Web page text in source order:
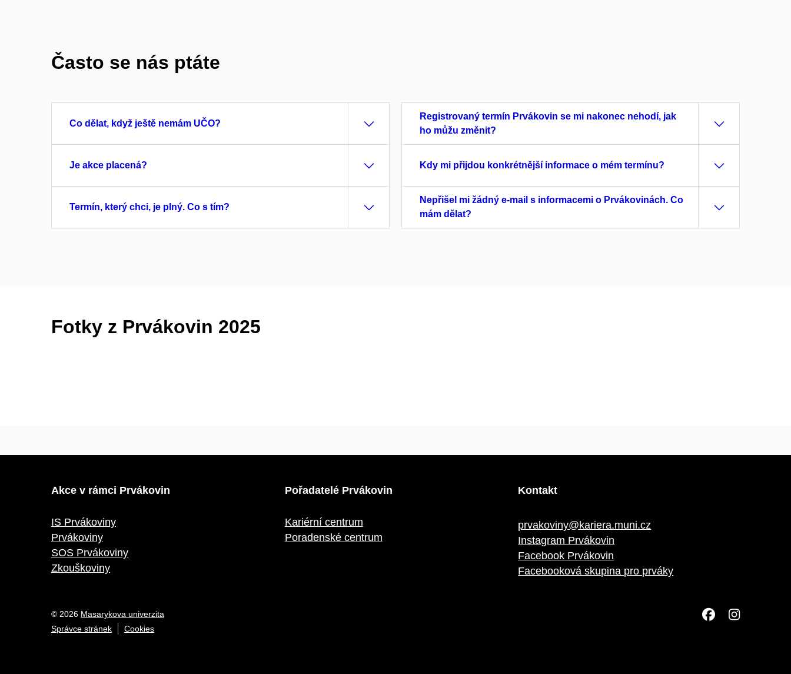
Často se nás ptáte
Co dělat, když ještě nemám UČO?
Je akce placená?
Termín, který chci, je plný. Co s tím?
Registrovaný termín Prvákovin se mi nakonec nehodí, jak
ho můžu změnit?
Kdy mi přijdou konkrétnější informace o mém termínu?
Nepřišel mi žádný e-mail s informacemi o Prvákovinách. Co
mám dělat?
Fotky z Prvákovin 2025
Akce v rámci Prvákovin
IS Prvákoviny
Prvákoviny
SOS Prvákoviny
Zkouškoviny
Pořadatelé Prvákovin
Kariérní centrum
Poradenské centrum
Kontakt
prvakoviny@kariera.muni.cz
Instagram Prvákovin
Facebook Prvákovin
Facebooková skupina pro prváky
© 2026 Masarykova univerzita
Správce stránek
Cookies
Facebook